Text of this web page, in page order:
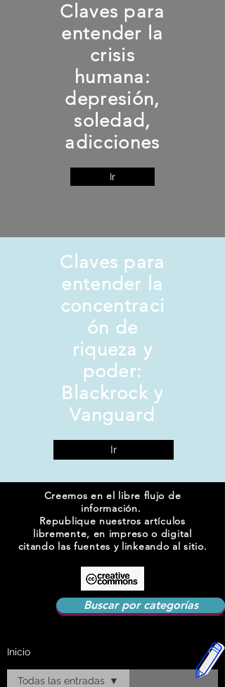
Claves para
entender la
crisis
humana:
depresión,
soledad,
adicciones
Ir
Claves para
entender la
concentraci
ón de
riqueza y
poder:
Blackrock y
Vanguard
Ir
Creemos en el libre flujo de
información.
Republique nuestros artículos
libremente, en impreso o digital
citando las fuentes y linkeando al sitio.
Buscar por categorías
Inicio
Todas las entradas